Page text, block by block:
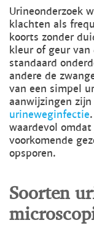
Urineonderzoek
klachten als
koorts zonder
kleur of geur
standaard
andere de
van een simpel
aanwijzingen zijn
urineweginfectie
waardevol
voorkomende
opsporen.
Soorten